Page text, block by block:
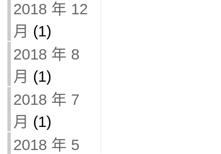
2018 年 12
月 (1)
2018 年 8
月 (1)
2018 年 7
月 (1)
2018 年 5